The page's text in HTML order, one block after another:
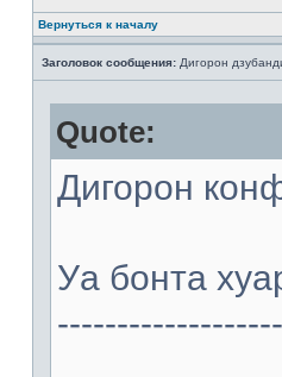
Вернуться к началу
Заголовок сообщения: Дигорон
Quote:
Дигорон
Уа бонта